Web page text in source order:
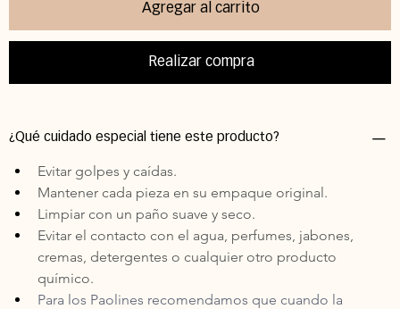
Agregar al carrito
Realizar compra
¿Qué cuidado especial tiene este producto?
Evitar golpes y caídas.
Mantener cada pieza en su empaque original.
Limpiar con un paño suave y seco.
Evitar el contacto con el agua, perfumes, jabones,
cremas, detergentes o cualquier otro producto
químico.
Para los Paolines recomendamos que cuando la